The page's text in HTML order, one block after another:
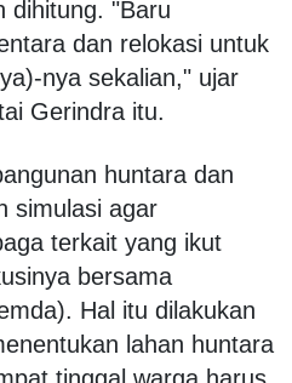
dihitung. "Baru
dan relokasi untuk
nya sekalian," ujar
Gerindra itu.
huntara dan
simulasi agar
terkait yang ikut
bersama
Hal itu dilakukan
lahan huntara